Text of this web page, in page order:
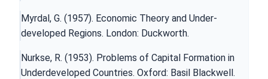
Myrdal, G. (1957). Economic Theory and Under-
developed Regions. London: Duckworth.
Nurkse, R. (1953). Problems of Capital Formation in
Underdeveloped Countries. Oxford: Basil Blackwell.